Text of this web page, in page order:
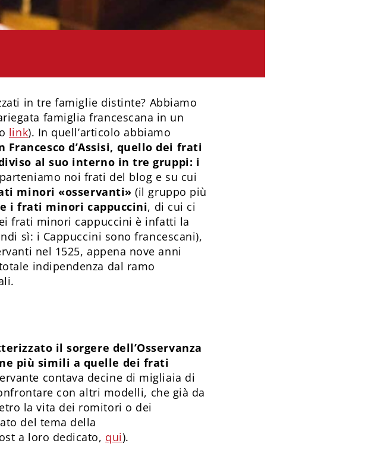
in tre famiglie distinte? Abbiamo
famiglia francescana in un
link). In quell’articolo abbiamo
d’Assisi, quello dei frati
al suo interno in tre gruppi: i
noi frati del blog e su cui
minori «osservanti» (il gruppo più
e i frati minori cappuccini, di cui ci
frati minori cappuccini è infatti la
sì: i Cappuccini sono francescani),
nel 1525, appena nove anni
indipendenza dal ramo
il sorgere dell’Osservanza
più simili a quelle dei frati
contava decine di migliaia di
con altri modelli, che già da
la vita dei romitori o dei
del tema della
a loro dedicato, qui).